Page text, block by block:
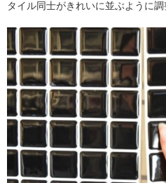
タイル同士がきれいに並ぶように調